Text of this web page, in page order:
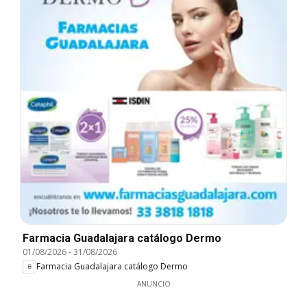
Farmacia Guadalajara catálogo Dermo
01/08/2026-31/08/2026
Farmacia Guadalajara catálogo Dermo
ANUNCIO